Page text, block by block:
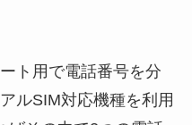
ト用で電話番号を分
ルSIM対応機種を利用